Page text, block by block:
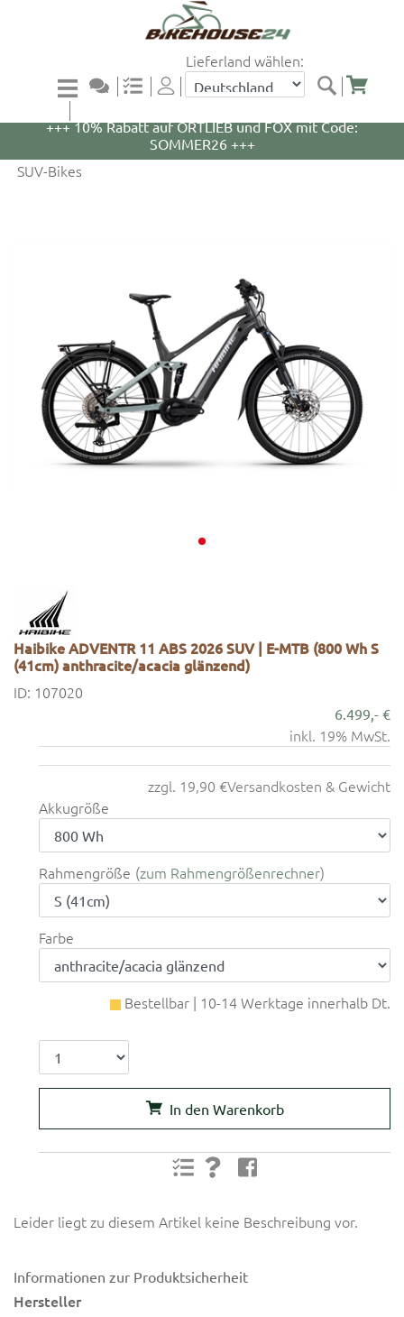
Lieferland wählen:
+++ 5% Rabatt auf WOOM Bikes und Zubehör mit
+++ 10% Rabatt auf ORTLIEB und FOX mit Code:
SOMMER26 +++
SUV-Bikes
Haibike ADVENTR 11 ABS 2026 SUV | E-MTB (800 Wh S
(41cm) anthracite/acacia glänzend)
ID: 107020
6.499,- €
inkl. 19% MwSt.
zzgl. 19,90 €Versandkosten & Gewicht
Akkugröße
Rahmengröße zum Rahmengrößenrechner
Farbe
Bestellbar | 10-14 Werktage innerhalb Dt.
In den Warenkorb
Leider liegt zu diesem Artikel keine Beschreibung vor.
Informationen zur Produktsicherheit
Hersteller